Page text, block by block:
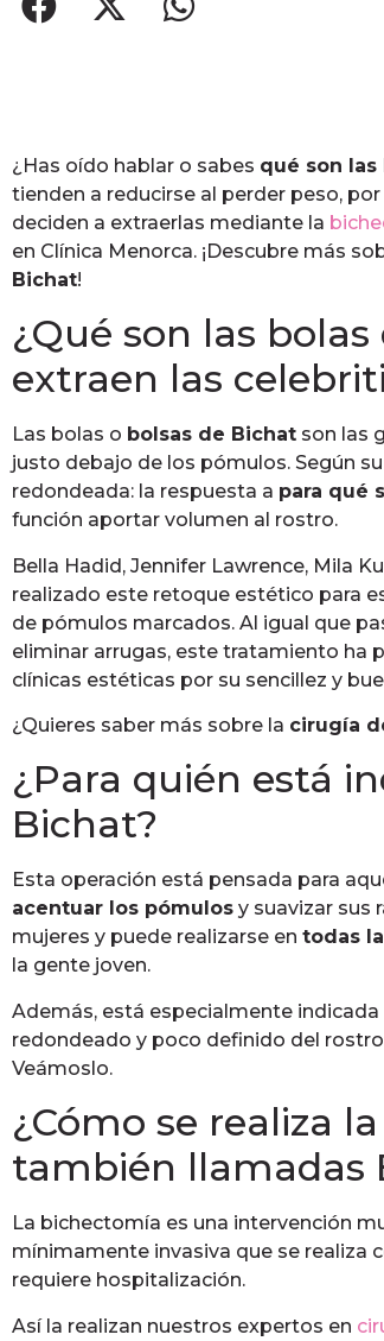
¿Has oído hablar o sabes qué son
tienden a reducirse al perder peso,
deciden a extraerlas mediante la
en Clínica Menorca. ¡Descubre más
Bichat!
¿Qué son las
extraen las
Las bolas o bolsas de Bichat son las
justo debajo de los pómulos. Según
redondeada: la respuesta a para qué
función aportar volumen al rostro.
Bella Hadid, Jennifer Lawrence, Mila
realizado este retoque estético para
de pómulos marcados. Al igual que
eliminar arrugas, este tratamiento ha
clínicas estéticas por su sencillez y
¿Quieres saber más sobre la cirugía
¿Para quién está
Bichat?
Esta operación está pensada para
acentuar los pómulos y suavizar sus
mujeres y puede realizarse en todas
la gente joven.
Además, está especialmente
redondeado y poco definido del
Veámoslo.
¿Cómo se realiza
también llamadas
La bichectomía es una intervención
mínimamente invasiva que se realiza
requiere hospitalización.
Así la realizan nuestros expertos en